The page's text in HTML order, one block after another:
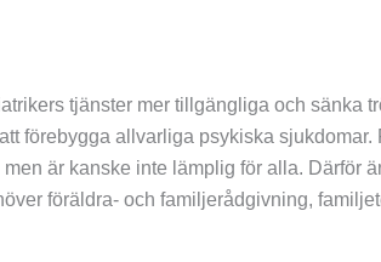
tjänster mer tillgängliga och
förebygga allvarliga psykiska
är kanske inte lämplig för alla.
föräldra- och familjerådgivning,